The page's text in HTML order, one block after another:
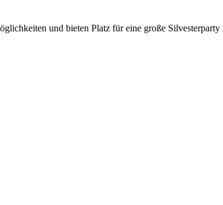
und bieten Platz für eine große Silvesterparty